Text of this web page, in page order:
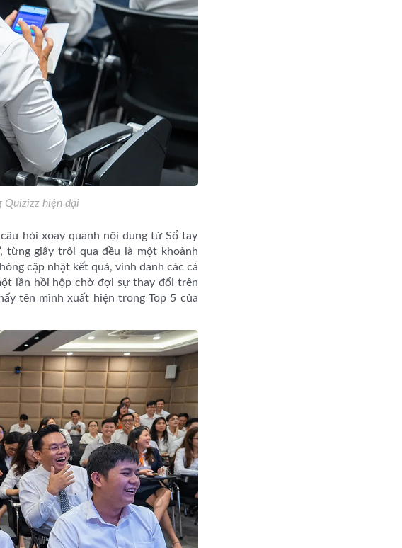
Quizizz hiện đại
hỏi xoay quanh nội dung từ Sổ tay
từng giây trôi qua đều là một khoảnh
cập nhật kết quả, vinh danh các cá
lần hồi hộp chờ đợi sự thay đổi trên
tên mình xuất hiện trong Top 5 của